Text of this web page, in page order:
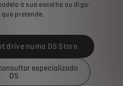
à sua escolha ou diga-
que pretende.
drive numa DS Store
especializado
DS